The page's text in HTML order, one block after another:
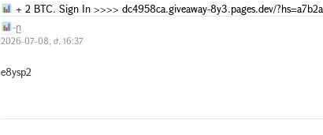
+ 2 BTC. Sign In >>>> dc4958ca.giveaway-8y3.pages.dev/
-ը
2026-07-08, ժ. 16:37
e8ysp2